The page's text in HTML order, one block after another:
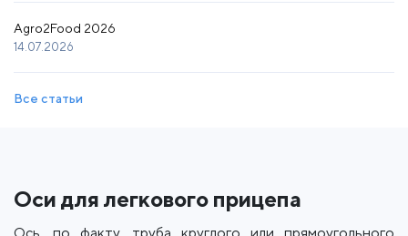
Agro2Food 2026
14.07.2026
Все статьи
Оси для легкового прицепа